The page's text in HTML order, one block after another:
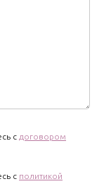
с договором
с политикой